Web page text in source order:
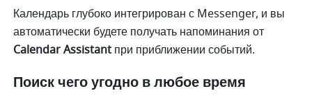
Календарь глубоко интегрирован с Messenger, и вы
Calendar Assistant при приближении событий.
Поиск чего угодно в любое время